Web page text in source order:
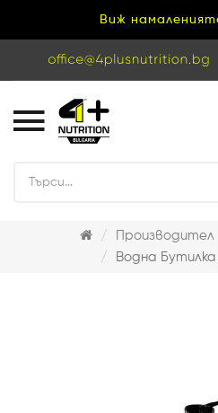
Виж
Производител
Водна Бутилка